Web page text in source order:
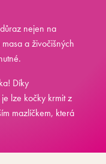
nejen na
a živočišných
Díky
lze kočky krmit z
mazlíčkem, která